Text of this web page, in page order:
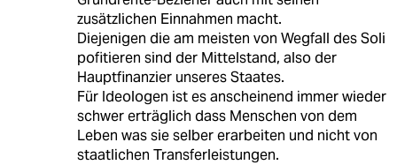
zusätzlichen Einnahmen macht.
Diejenigen die am meisten von Wegfall des Soli
pofitieren sind der Mittelstand, also der
Hauptfinanzier unseres Staates.
Für Ideologen ist es anscheinend immer wieder
schwer erträglich dass Menschen von dem
Leben was sie selber erarbeiten und nicht von
staatlichen Transferleistungen.